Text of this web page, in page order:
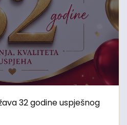
32 godine uspješnog